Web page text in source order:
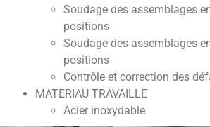
Soudage des assemblages
positions
Soudage des assemblages
positions
Contrôle et correction des
MATERIAU TRAVAILLE
Acier inoxydable